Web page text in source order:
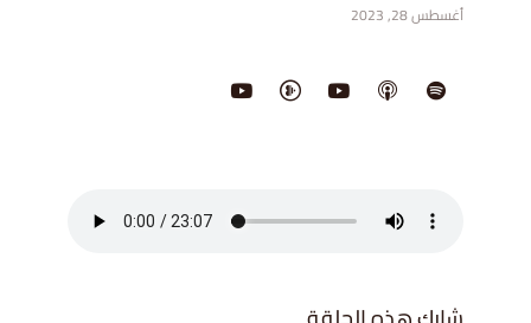
أغسطس 28, 2023